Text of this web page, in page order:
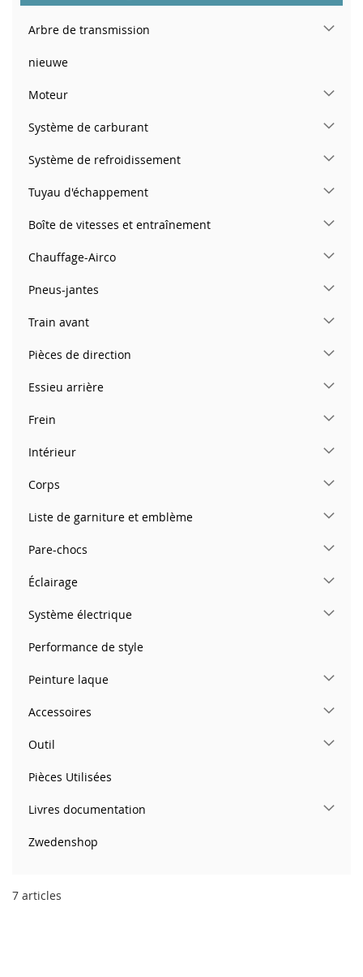
7 articles
Arbre de transmission
nieuwe
Moteur
Système de carburant
Système de refroidissement
Tuyau d'échappement
Boîte de vitesses et entraînement
Chauffage-Airco
Pneus-jantes
Train avant
Pièces de direction
Essieu arrière
Frein
Intérieur
Corps
Liste de garniture et emblème
Pare-chocs
Éclairage
Système électrique
Performance de style
Peinture laque
Accessoires
Outil
Pièces Utilisées
Livres documentation
Zwedenshop